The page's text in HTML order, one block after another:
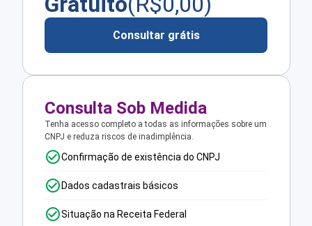
Consultar grátis
Consulta Sob Medida
Tenha acesso completo a todas as informações sobre um
CNPJ e reduza riscos de inadimplência.
Confirmação de existência do CNPJ
Dados cadastrais básicos
Situação na Receita Federal